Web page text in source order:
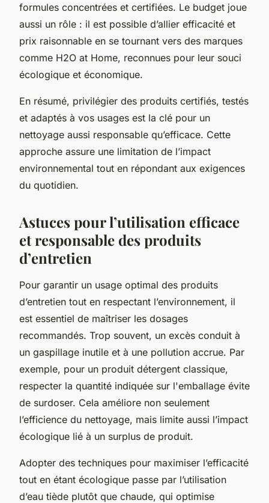
formules concentrées et certifiées. Le budget joue
aussi un rôle : il est possible d’allier efficacité et
prix raisonnable en se tournant vers des marques
comme H2O at Home, reconnues pour leur souci
écologique et économique.
En résumé, privilégier des produits certifiés, testés
et adaptés à vos usages est la clé pour un
nettoyage aussi responsable qu’efficace. Cette
approche assure une limitation de l’impact
environnemental tout en répondant aux exigences
du quotidien.
Astuces pour l’utilisation efficace
et responsable des produits
d’entretien
Pour garantir un usage optimal des produits
d’entretien tout en respectant l’environnement, il
est essentiel de maîtriser les dosages
recommandés. Trop souvent, un excès conduit à
un gaspillage inutile et à une pollution accrue. Par
exemple, pour un produit détergent classique,
respecter la quantité indiquée sur l'emballage évite
de surdoser. Cela améliore non seulement
l’efficience du nettoyage, mais limite aussi l’impact
écologique lié à un surplus de produit.
Adopter des techniques pour maximiser l’efficacité
tout en étant écologique passe par l’utilisation
d’eau tiède plutôt que chaude, qui optimise